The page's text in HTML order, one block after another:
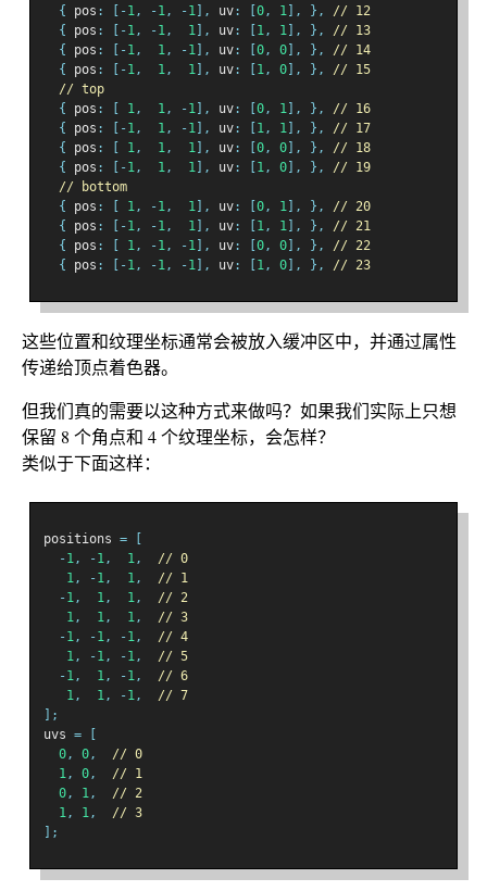
{
pos : [-1, -1, -1 ], uv: 0, 1 ], },
// 12
{
pos : [-1, -1, 1 ], uv: 1, 1 ], },
// 13
{
pos : [-1, 1, -1 ], uv: 0, 0 ], },
// 14
{
pos : [-1, 1, 1 ], uv: 1, 0 ], },
// 15
// top
{
pos : 1, 1, -1 ], uv: 0, 1 ], },
// 16
{
pos : [-1, 1, -1 ], uv: 1, 1 ], },
// 17
{
pos : 1, 1, 1 ], uv: 0, 0 ], },
// 18
{
pos : [-1, 1, 1 ], uv: 1, 0 ], },
// 19
// bottom
{
pos : 1, -1, 1 ], uv: 0, 1 ], },
// 20
{
pos : [-1, -1, 1 ], uv: 1, 1 ], },
// 21
{
pos : 1, -1, -1 ], uv: 0, 0 ], },
// 22
{
pos : [-1, -1, -1 ], uv: 1, 0 ], }, // 23
这些位置和纹理坐标通常会被放入缓冲区中，并通过属性
传递给顶点着色器。
但我们真的需要以这种方式来做吗？如果我们实际上只想
保留 8 个角点和 4 个纹理坐标，会怎样？
类似于下面这样：
positions =
-1, -1, 1,
// 0
1, -1, 1,
// 1
-1, 1, 1,
// 2
1, 1, 1,
// 3
-1, -1, -1,
// 4
1, -1, -1,
// 5
-1, 1, -1,
// 6
1, 1, -1,
// 7
];
uvs =
0, 0,
// 0
1, 0,
// 1
0, 1,
// 2
1, 1,
// 3
];